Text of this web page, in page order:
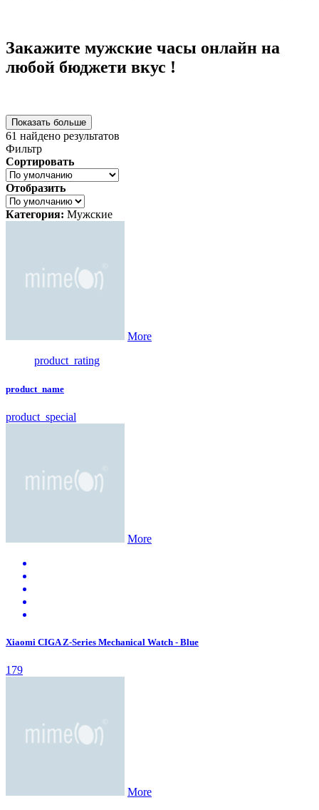
Закажите мужские часы онлайн на
любой бюджети вкус !
Показать больше
61 найдено результатов
Фильтр
Сортировать
Отобразить
Категория: Мужские
More
product_rating
product_name
product_special
More
Xiaomi CIGA Z-Series Mechanical Watch - Blue
179
More